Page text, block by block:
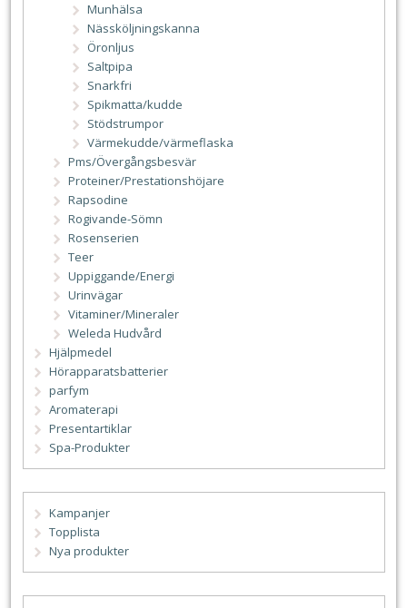
Munhälsa
Nässköljningskanna
Öronljus
Saltpipa
Snarkfri
Spikmatta/kudde
Stödstrumpor
Värmekudde/värmeflaska
Pms/Övergångsbesvär
Proteiner/Prestationshöjare
Rapsodine
Rogivande-Sömn
Rosenserien
Teer
Uppiggande/Energi
Urinvägar
Vitaminer/Mineraler
Weleda Hudvård
Hjälpmedel
Hörapparatsbatterier
parfym
Aromaterapi
Presentartiklar
Spa-Produkter
Kampanjer
Topplista
Nya produkter